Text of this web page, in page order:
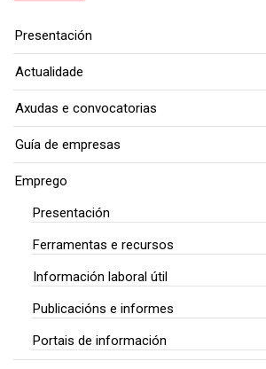
Presentación
Actualidade
Axudas e convocatorias
Guía de empresas
Emprego
Presentación
Ferramentas e recursos
Información laboral útil
Publicacións e informes
Portais de información